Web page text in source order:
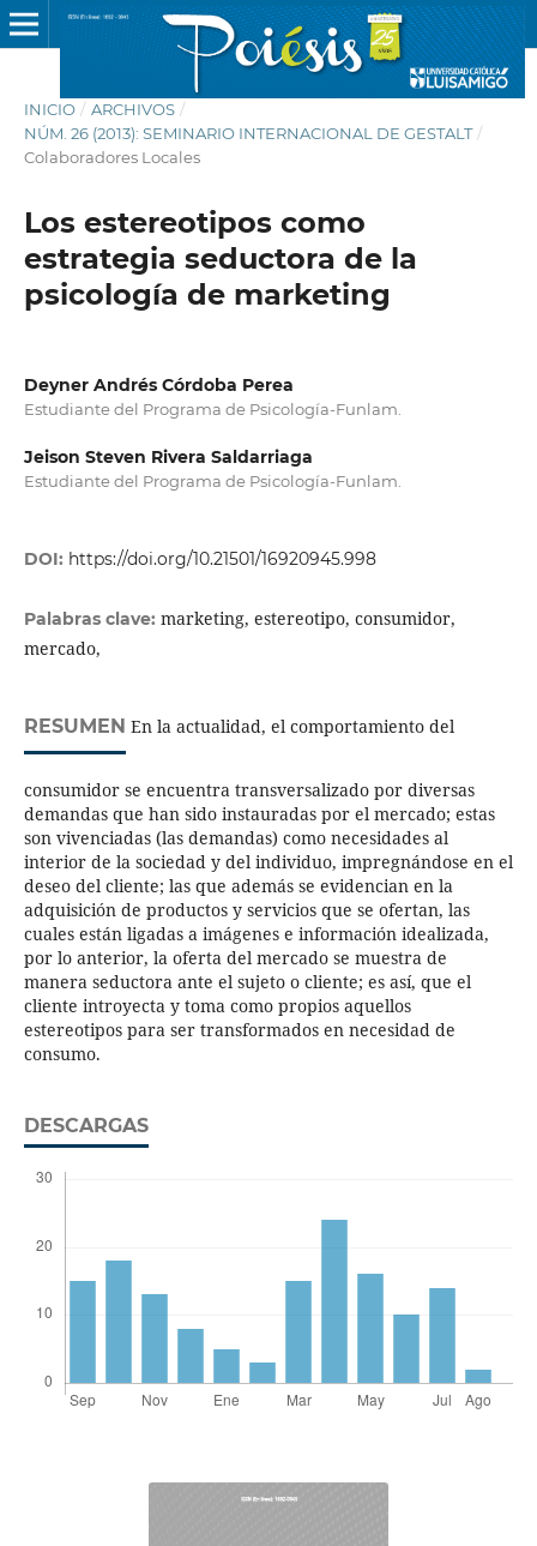
INICIO / ARCHIVOS /
NÚM. 26 (2013): SEMINARIO INTERNACIONAL DE GESTALT /
Colaboradores Locales
Los estereotipos como
estrategia seductora de la
psicología de marketing
Deyner Andrés Córdoba Perea
Estudiante del Programa de Psicología-Funlam.
Jeison Steven Rivera Saldarriaga
Estudiante del Programa de Psicología-Funlam.
DOI: https://doi.org/10.21501/16920945.998
Palabras clave: marketing, estereotipo, consumidor,
mercado,
RESUMEN En la actualidad, el comportamiento del
consumidor se encuentra transversalizado por diversas
demandas que han sido instauradas por el mercado; estas
son vivenciadas (las demandas) como necesidades al
interior de la sociedad y del individuo, impregnándose en el
deseo del cliente; las que además se evidencian en la
adquisición de productos y servicios que se ofertan, las
cuales están ligadas a imágenes e información idealizada,
por lo anterior, la oferta del mercado se muestra de
manera seductora ante el sujeto o cliente; es así, que el
cliente introyecta y toma como propios aquellos
estereotipos para ser transformados en necesidad de
consumo.
DESCARGAS